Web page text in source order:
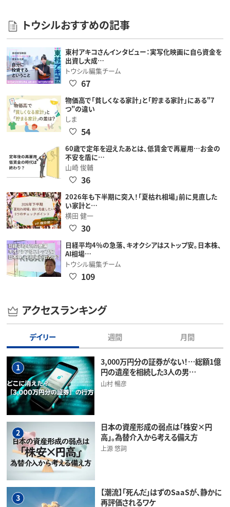
トウシルおすすめの記事
東村アキコさんインタビュー：実写化映画に自ら資金を
出資し大成…
トウシル編集チーム
67
物価高で「貧しくなる家計」と「貯まる家計」にある"7
つ"の違い
しま
54
60歳で定年を迎えたあとは、低賃金で再雇用…お金の
不安を盾に…
山崎 俊輔
36
2026年も下半期に突入！「夏枯れ相場」前に見直した
い家計と…
横田 健一
30
日経平均4％の急落、キオクシアはストップ安。日本株、
AI相場…
トウシル編集チーム
109
アクセスランキング
デイリー 週間 月間
1
3,000万円分の証券がない！…総額1億
円の遺産を相続した3人の男…
山村 暢彦
2
日本の資産形成の弱点は「株安×円
高」。為替介入から考える備え方
上源 悠詞
3
【潮流】「死んだ」はずのSaaSが、静かに
再評価されるワケ